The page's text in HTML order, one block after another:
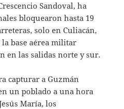
Sandoval, ha
bloquearon hasta 19
solo en Culiacán,
base aérea militar
en las salidas norte y sur.
capturar a Guzmán
un poblado a una hora
María, los